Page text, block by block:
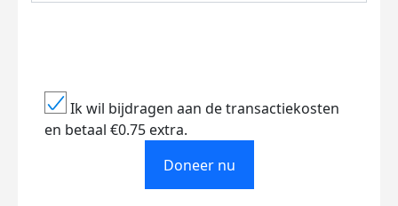
Ik wil bijdragen aan de transactiekosten
en betaal €0.75 extra.
Doneer nu